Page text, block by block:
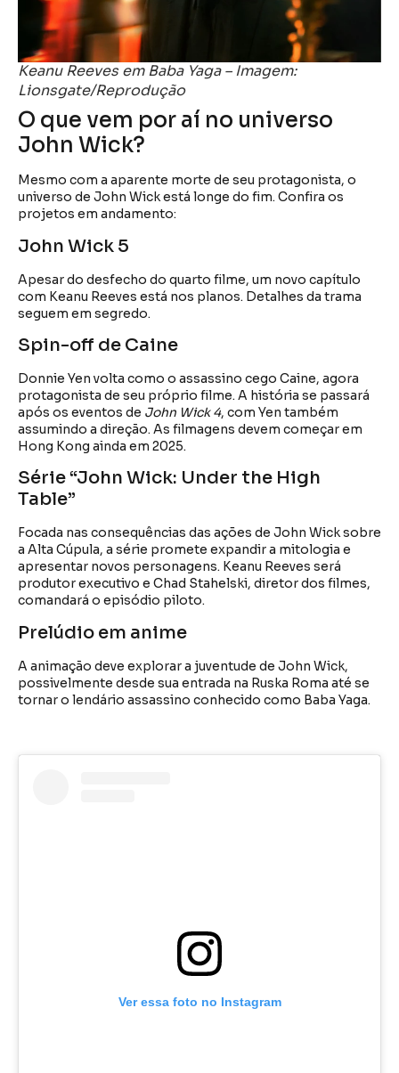
Keanu Reeves em Baba Yaga – Imagem:
Lionsgate/Reprodução
O que vem por aí no universo
John Wick?
Mesmo com a aparente morte de seu protagonista, o
universo de John Wick está longe do fim. Confira os
projetos em andamento:
John Wick 5
Apesar do desfecho do quarto filme, um novo capítulo
com Keanu Reeves está nos planos. Detalhes da trama
seguem em segredo.
Spin-off de Caine
Donnie Yen volta como o assassino cego Caine, agora
protagonista de seu próprio filme. A história se passará
após os eventos de John Wick 4, com Yen também
assumindo a direção. As filmagens devem começar em
Hong Kong ainda em 2025.
Série “John Wick: Under the High
Table”
Focada nas consequências das ações de John Wick sobre
a Alta Cúpula, a série promete expandir a mitologia e
apresentar novos personagens. Keanu Reeves será
produtor executivo e Chad Stahelski, diretor dos filmes,
comandará o episódio piloto.
Prelúdio em anime
A animação deve explorar a juventude de John Wick,
possivelmente desde sua entrada na Ruska Roma até se
tornar o lendário assassino conhecido como Baba Yaga.
Ver essa foto no Instagram